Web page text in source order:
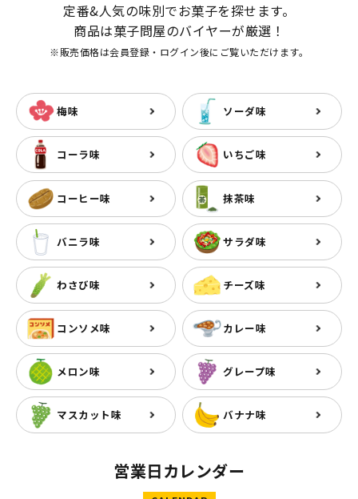
定番&人気の味別でお菓子を探せます。
商品は菓子問屋のバイヤーが厳選！
※販売価格は会員登録・ログイン後にご覧いただけます。
梅味 ソーダ味
コーラ味 いちご味
コーヒー味 抹茶味
バニラ味 サラダ味
わさび味 チーズ味
コンソメ味 カレー味
メロン味 グレープ味
マスカット味 バナナ味
営業日カレンダー